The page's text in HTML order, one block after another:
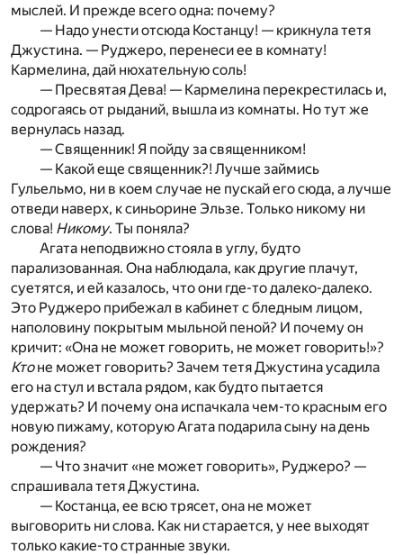
мыслей. И прежде всего одна: почему?
— Надо унести отсюда Костанцу! — крикнула тетя
Джустина. — Руджеро, перенеси ее в комнату!
Кармелина, дай нюхательную соль!
— Пресвятая Дева! — Кармелина перекрестилась и,
содрогаясь от рыданий, вышла из комнаты. Но тут же
вернулась назад.
— Священник! Я пойду за священником!
— Какой еще священник?! Лучше займись
Гульельмо, ни в коем случае не пускай его сюда, а лучше
отведи наверх, к синьорине Эльзе. Только никому ни
слова! Никому. Ты поняла?
Агата неподвижно стояла в углу, будто
парализованная. Она наблюдала, как другие плачут,
суетятся, и ей казалось, что они где-то далеко-далеко.
Это Руджеро прибежал в кабинет с бледным лицом,
наполовину покрытым мыльной пеной? И почему он
кричит: «Она не может говорить, не может говорить!»?
Ктоне может говорить? Зачем тетя Джустина усадила
его на стул и встала рядом, как будто пытается
удержать? И почему она испачкала чем-то красным его
новую пижаму, которую Агата подарила сыну на день
рождения?
— Что значит «не может говорить», Руджеро? —
спрашивала тетя Джустина.
— Костанца, ее всю трясет, она не может
выговорить ни слова. Как ни старается, у нее выходят
только какие-то странные звуки.